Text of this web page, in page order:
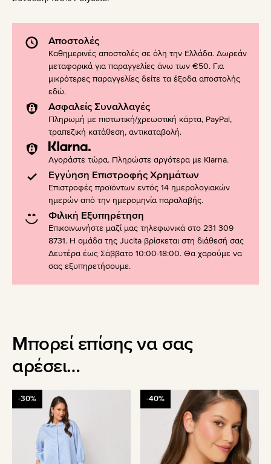
Αποστολές
Καθημερινές αποστολές σε όλη την Ελλάδα. Δωρεάν
μεταφορικά για παραγγελίες άνω των €50. Για
μικρότερες παραγγελίες δείτε τα έξοδα αποστολής
εδώ.
Ασφαλείς Συναλλαγές
Πληρωμή με πιστωτική/χρεωστική κάρτα, PayPal,
τραπεζική κατάθεση, αντικαταβολή.
Αγοράστε τώρα. Πληρώστε αργότερα με Klarna.
Εγγύηση Επιστροφής Χρημάτων
Επιστροφές προϊόντων εντός 14 ημερολογιακών
ημερών από την ημερομηνία παραλαβής.
Φιλική Εξυπηρέτηση
Επικοινωνήστε μαζί μας τηλεφωνικά στο 231 309
8731. Η ομάδα της Jucita βρίσκεται στη διάθεσή σας
Δευτέρα έως Σάββατο 10:00-18:00. Θα χαρούμε να
σας εξυπηρετήσουμε.
Μπορεί επίσης να σας
αρέσει…
-30%
Αυτό
το
πολλαπλές
-40%
Αυτό
το
πολλαπλές